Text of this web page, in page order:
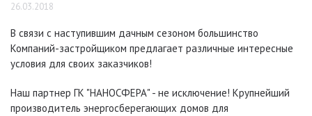
26.03.2018
В связи с наступившим дачным сезоном большинство
Компаний-застройщиком предлагает различные интересные
условия для своих заказчиков!
Наш партнер ГК "НАНОСФЕРА" - не исключение! Крупнейший
производитель энергосберегающих домов для